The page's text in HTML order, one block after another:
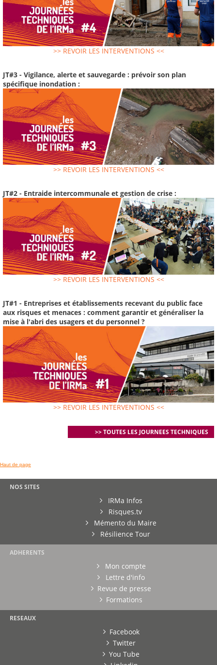
>> REVOIR LES INTERVENTIONS <<
JT#3 - Vigilance, alerte et sauvegarde : prévoir son plan
spécifique inondation :
>> REVOIR LES INTERVENTIONS <<
JT#2 - Entraide intercommunale et gestion de crise :
>> REVOIR LES INTERVENTIONS <<
JT#1 - Entreprises et établissements recevant du public face
aux risques et menaces : comment garantir et généraliser la
mise à l'abri des usagers et du personnel ?
>> REVOIR LES INTERVENTIONS <<
>> TOUTES LES JOURNEES TECHNIQUES
Haut de page
NOS SITES
IRMa Infos
Risques.tv
Mémento du Maire
Résilience Tour
ADHERENTS
Mon compte
Lettre d'info
Revue de presse
Formations
RESEAUX
Facebook
Twitter
You Tube